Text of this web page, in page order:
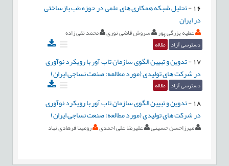
16
-تحلیل شبکه همکاری های علمی در حوزه طب بازساختی
در ایران
عطیه بزرگی پور سروش قاضی نوری محمد نقی زاده
دسترسی آزاد مقاله
17
-تدوین و تبیین الگوی سازمان تاب آور با رویکرد نوآوری
در شرکت های تولیدی (مورد مطالعه: صنعت نساجی ایران)
دسترسی آزاد مقاله
18
-تدوین و تبیین الگوی سازمان تاب آور با رویکرد نوآوری
در شرکت های تولیدی (مورد مطالعه: صنعت نساجی ایران)
میرزاحسن حسینی علیرضا علی احمدی رومینا فرهادی نهاد